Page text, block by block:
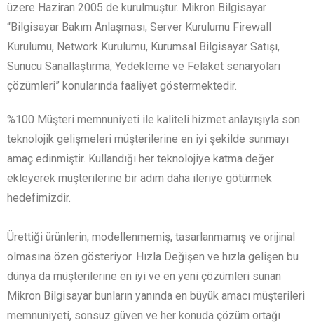
üzere Haziran 2005 de kurulmuştur. Mikron Bilgisayar
“Bilgisayar Bakım Anlaşması, Server Kurulumu Firewall
Kurulumu, Network Kurulumu, Kurumsal Bilgisayar Satışı,
Sunucu Sanallaştırma, Yedekleme ve Felaket senaryoları
çözümleri” konularında faaliyet göstermektedir.
%100 Müşteri memnuniyeti ile kaliteli hizmet anlayışıyla son
teknolojik gelişmeleri müşterilerine en iyi şekilde sunmayı
amaç edinmiştir. Kullandığı her teknolojiye katma değer
ekleyerek müşterilerine bir adım daha ileriye götürmek
hedefimizdir.
Ürettiği ürünlerin, modellenmemiş, tasarlanmamış ve orijinal
olmasına özen gösteriyor. Hızla Değişen ve hızla gelişen bu
dünya da müşterilerine en iyi ve en yeni çözümleri sunan
Mikron Bilgisayar bunların yanında en büyük amacı müşterileri
memnuniyeti, sonsuz güven ve her konuda çözüm ortağı